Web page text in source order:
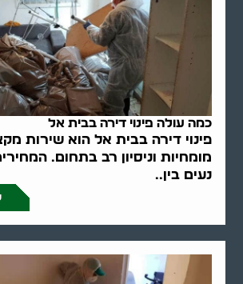
כמה עולה פינוי דירה בבית אל
פינוי דירה בבית אל הוא שירות
מומחיות וניסיון רב בתחום.
נעים בין..